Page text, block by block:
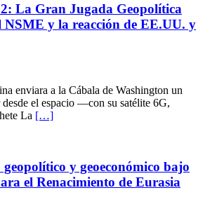
La Gran Jugada Geopolítica
NSME y la reacción de EE.UU. y
enviara a la Cábala de Washington un
desde el espacio —con su satélite 6G,
La […]
y geoeconómico bajo
el Renacimiento de Eurasia